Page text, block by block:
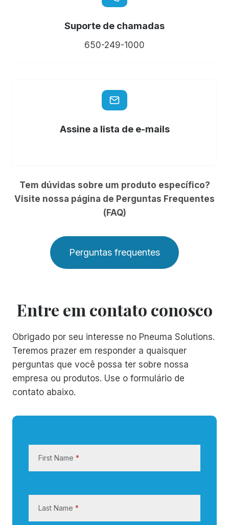
Suporte de chamadas
650-249-1000
Assine a lista de e-mails
Tem dúvidas sobre um produto específico?
Visite nossa página de Perguntas Frequentes
(FAQ)
Perguntas frequentes
Entre em contato conosco
Obrigado por seu interesse no Pneuma Solutions.
Teremos prazer em responder a quaisquer
perguntas que você possa ter sobre nossa
empresa ou produtos. Use o formulário de
contato abaixo.
e
m
First Name *
Last Name *